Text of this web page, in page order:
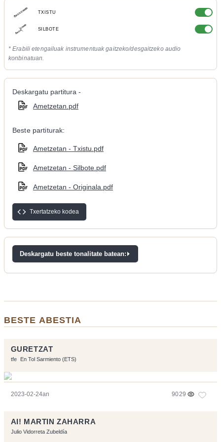
TXISTU
SILBOTE
* Erabili etengailuak instrumentuak gaitzeko/desgaitzeko audio
konbinatuan.
Deskargatu partitura -
Ametzetan.pdf
Beste partiturak:
Ametzetan - Txistu.pdf
Ametzetan - Silbote.pdf
Ametzetan - Originala.pdf
Txertatzeko kodea
Deskargatu beste tonalitate batean:
BESTE ABESTIA
GURETZAT
tfe En Tol Sarmiento (ETS)
2023-02-24an 9029
AI! MARTIN ZAHARRA
Julio Vidorreta Zubeldía